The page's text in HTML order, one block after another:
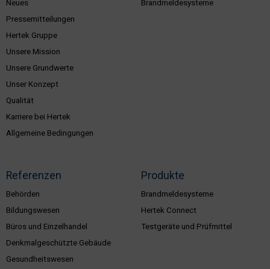
Neues
Pressemitteilungen
Hertek Gruppe
Unsere Mission
Unsere Grundwerte
Unser Konzept
Qualität
Karriere bei Hertek
Allgemeine Bedingungen
Brandmeldesysteme
Referenzen
Behörden
Bildungswesen
Büros und Einzelhandel
Denkmalgeschützte Gebäude
Gesundheitswesen
Produkte
Brandmeldesysteme
Hertek Connect
Testgeräte und Prüfmittel